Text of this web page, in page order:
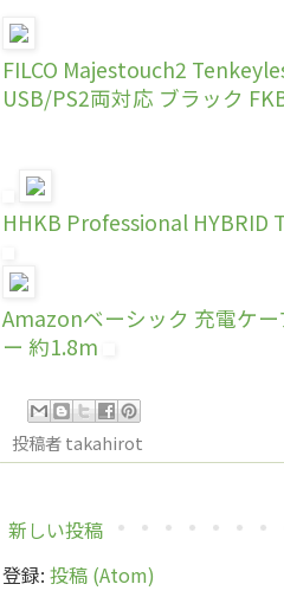
FILCO Majestouch2
USB/PS2両対応 ブラック
HHKB Professional HYBRID
Amazonベーシック 充電ケ
ー 約1.8m
投稿者takahirot
新しい投稿
登録: 投稿 (Atom)